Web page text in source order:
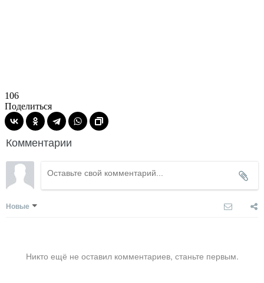
106
Поделиться
Комментарии
Новые
Никто ещё не оставил комментариев, станьте первым.